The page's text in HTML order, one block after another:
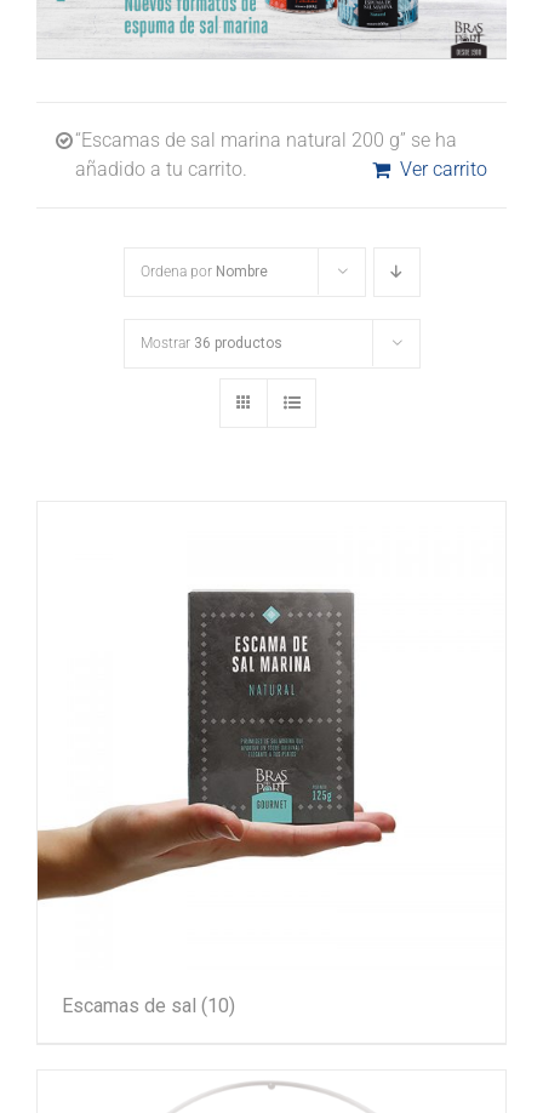
“Escamas de sal marina natural 200 g” se ha
añadido a tu carrito.
Ver carrito
Ordena por Nombre
Mostrar 36 productos
Escamas de sal (10)